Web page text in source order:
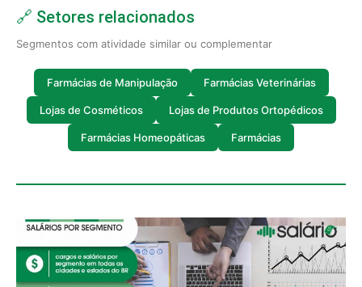
🔗 Setores relacionados
Segmentos com atividade similar ou complementar
Farmácias de Manipulação Farmácias Veterinárias
Lojas de Cosméticos Lojas de Produtos Ortopédicos
Farmácias Homeopáticas Farmácias